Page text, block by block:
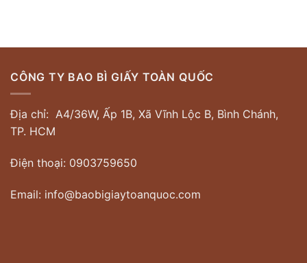
CÔNG TY BAO BÌ GIẤY TOÀN QUỐC
Địa chỉ: A4/36W, Ấp 1B, Xã Vĩnh Lộc B, Bình Chánh,
TP. HCM
Điện thoại: 0903759650
Email: info@baobigiaytoanquoc.com